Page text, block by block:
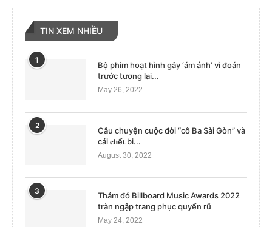
TIN XEM NHIỀU
1
Bộ phim hoạt hình gây ‘ám ảnh’ vì đoán
trước tương lai...
May 26, 2022
2
Câu chuyện cuộc đời “cô Ba Sài Gòn” và
cái 𝐜𝐡ế𝐭 bi...
August 30, 2022
3
Thảm đỏ Billboard Music Awards 2022
tràn ngập trang phục quyến rũ
May 24, 2022